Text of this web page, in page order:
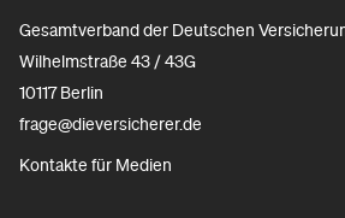
Gesamtverband der Deutschen
Wilhelmstraße 43 / 43G
10117 Berlin
frage@dieversicherer.de
Kontakte für Medien